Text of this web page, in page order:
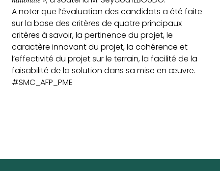
A noter que l’évaluation des candidats a été faite
sur la base des critères de quatre principaux
critères à savoir, la pertinence du projet, le
caractère innovant du projet, la cohérence et
l’effectivité du projet sur le terrain, la facilité de la
faisabilité de la solution dans sa mise en œuvre.
#SMC_AFP_PME